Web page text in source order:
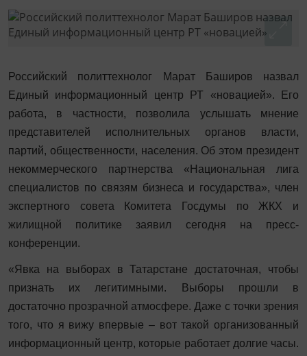
Российский политтехнолог Марат Баширов назвал
Единый информационный центр РТ «новацией». Его
работа, в частности, позволила услышать мнение
представителей исполнительных органов власти,
партий, общественности, населения. Об этом президент
некоммерческого партнерства «Национальная лига
специалистов по связям бизнеса и государства», член
экспертного совета Комитета Госдумы по ЖКХ и
жилищной политике заявил сегодня на пресс-
конференции.
«Явка на выборах в Татарстане достаточная, чтобы
признать их легитимными. Выборы прошли в
достаточно прозрачной атмосфере. Даже с точки зрения
того, что я вижу впервые – вот такой организованный
информационный центр, которые работает долгие часы.